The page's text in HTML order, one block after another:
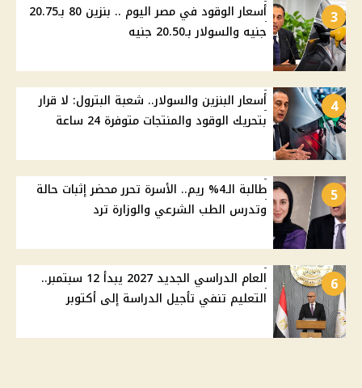
3
أسعار الوقود في مصر اليوم .. بنزين 80 بـ20.75
جنيه والسولار بـ20.50 جنيه
4
أسعار البنزين والسولار.. شعبة البترول: لا قرار
بتحريك الوقود والمنتجات متوفرة 24 ساعة
5
طالبة الـ4% ريم.. الأسرة تحرر محضر إثبات حالة
وتدرس الطب الشرعي والوزارة ترد
6
العام الدراسي الجديد 2027 يبدأ 12 سبتمبر..
التعليم تنفي تأجيل الدراسة إلى أكتوبر